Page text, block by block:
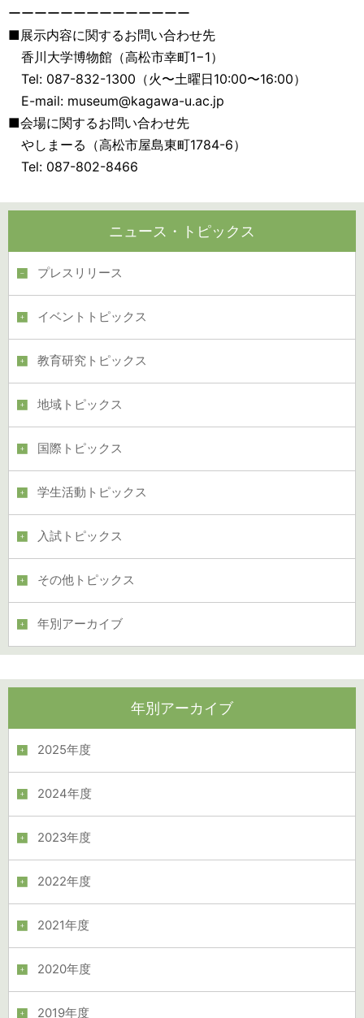
ーーーーーーーーーーーーーー
■展示内容に関するお問い合わせ先
香川大学博物館（高松市幸町1−1）
Tel: 087-832-1300（火〜土曜日10:00〜16:00）
E-mail: museum@kagawa-u.ac.jp
■会場に関するお問い合わせ先
やしまーる（高松市屋島東町1784-6）
Tel: 087-802-8466
ニュース・トピックス
プレスリリース
イベントトピックス
教育研究トピックス
地域トピックス
国際トピックス
学生活動トピックス
入試トピックス
その他トピックス
年別アーカイブ
年別アーカイブ
2025年度
2024年度
2023年度
2022年度
2021年度
2020年度
2019年度